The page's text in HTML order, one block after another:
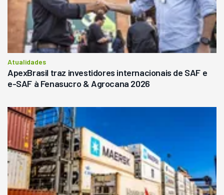
Atualidades
ApexBrasil traz investidores internacionais de SAF e
e-SAF à Fenasucro & Agrocana 2026